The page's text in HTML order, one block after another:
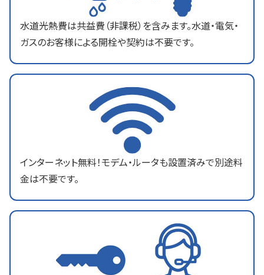
水道光熱費は共益費（非課税）を含みます。水道・電気・
ガスのお客様による開栓や契約は不要です。
インターネット無料！モデム・ルータも設置済みで別途料
金は不要です。